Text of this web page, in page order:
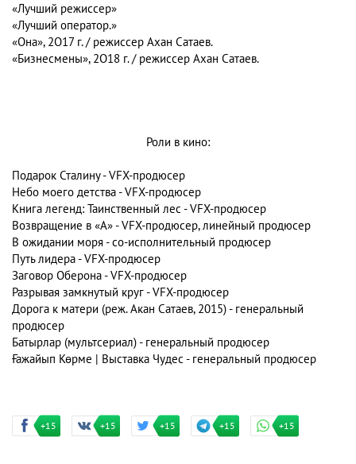
«Лучший режиссер»
«Лучший оператор.»
«Она», 2O17 г. / режиссер Ахан Сатаев.
«Бизнесмены», 2O18 г. / режиссер Ахан Сатаев.
Роли в кино:
Подарок Сталину - VFX-продюсер
Небо моего детства - VFX-продюсер
Книга легенд: Таинственный лес - VFX-продюсер
Возвращение в «А» - VFX-продюсер, линейный продюсер
В ожидании моря - со-исполнительный продюсер
Путь лидера - VFX-продюсер
Заговор Оберона - VFX-продюсер
Разрывая замкнутый круг - VFX-продюсер
Дорога к матери (реж. Акан Сатаев, 2015) - генеральный
продюсер
Батырлар (мультсериал) - генеральный продюсер
Ғажайып Көрме | Выставка Чудес - генеральный продюсер
+15 +15 +15 +15 +15